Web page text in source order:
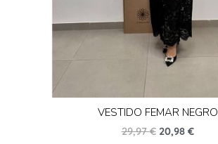
VESTIDO FEMAR NEGRO
29,97€ 20,98 €